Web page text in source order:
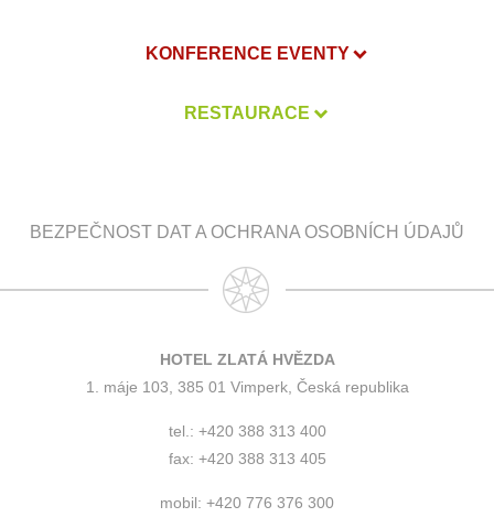
KONFERENCE EVENTY
RESTAURACE
BEZPEČNOST DAT A OCHRANA OSOBNÍCH ÚDAJŮ
HOTEL ZLATÁ HVĚZDA
1. máje 103, 385 01 Vimperk, Česká republika
tel.: +420 388 313 400
fax: +420 388 313 405
mobil: +420 776 376 300